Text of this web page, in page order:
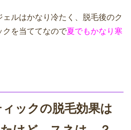
ルはかなり冷たく、脱毛後のク
クを当ててなので夏でもかなり寒
ックの脱毛効果は